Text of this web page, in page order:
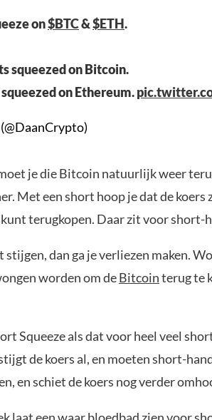
on$BTC&$ETH.
squeezed on Bitcoin.
on Ethereum.
je die Bitcoin natuurlijk weer
Met een short hoop je dat de koers
terugkopen. Daar zit voor short-
stijgen, dan ga je verliezen maken.
worden om deBitcointerug te
Squeeze als dat voor heel veel
de koers al, en moeten short-
en schiet de koers nog verder